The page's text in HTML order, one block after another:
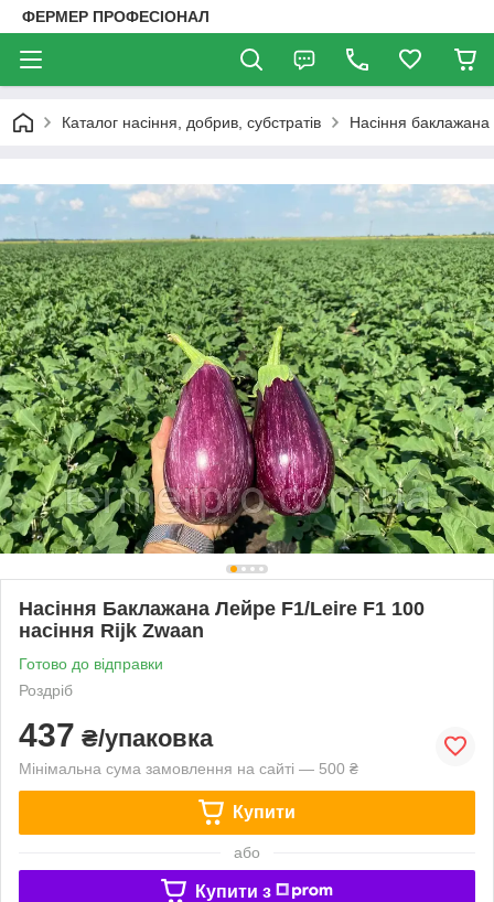
ФЕРМЕР ПРОФЕСІОНАЛ
Каталог насіння, добрив, субстратів Насіння баклажана
Насіння Баклажана Лейре F1/Leire F1 100
насіння Rijk Zwaan
Готово до відправки
Роздріб
437 ₴/упаковка
Мінімальна сума замовлення на сайті — 500 ₴
Купити
або
Купити з